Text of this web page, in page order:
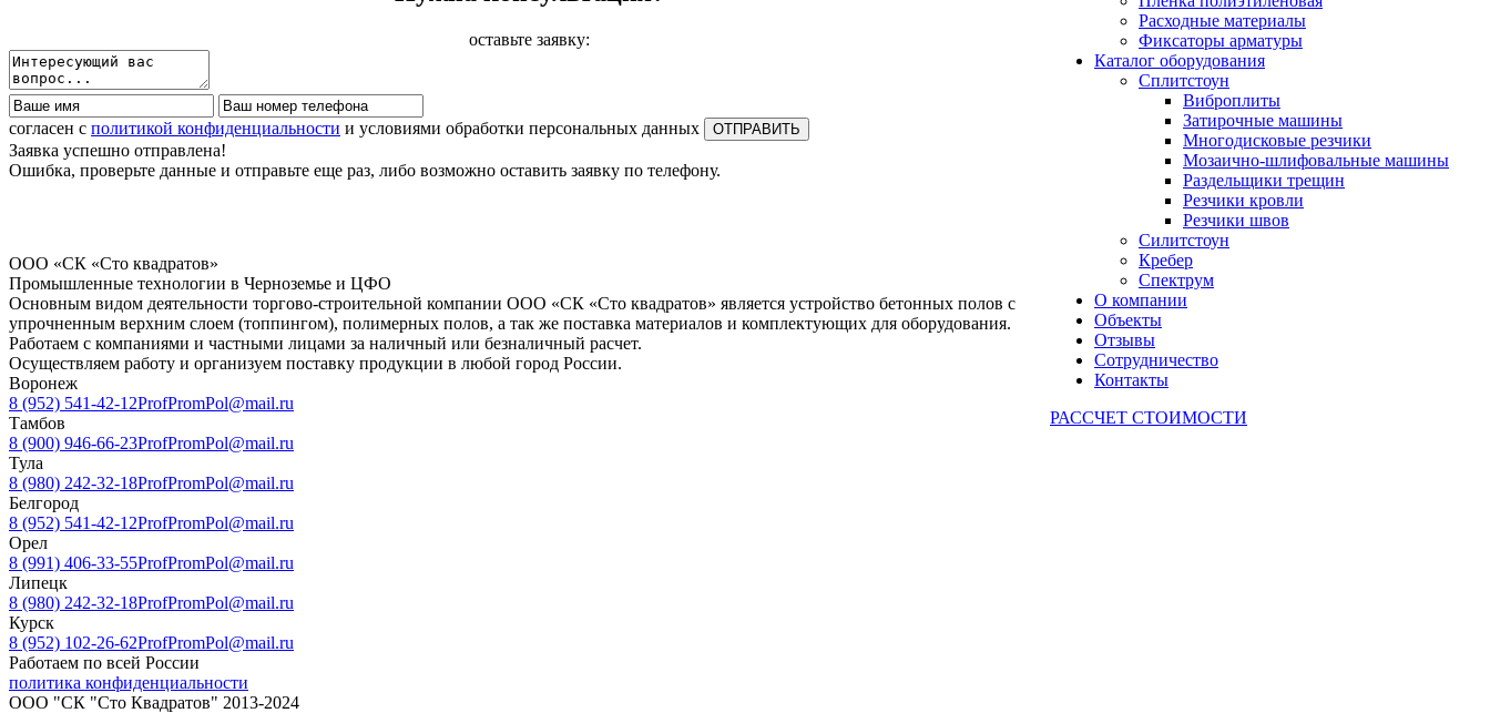
Расходные материалы
Фиксаторы арматуры
Каталог оборудования
Сплитстоун
Виброплиты
Затирочные машины
Многодисковые резчики
Мозаично-шлифовальные машины
Раздельщики трещин
Резчики кровли
Резчики швов
Силитстоун
Кребер
Спектрум
О компании
Объекты
Отзывы
Сотрудничество
Контакты
РАССЧЕТ СТОИМОСТИ
оставьте заявку:
согласен с политикой конфиденциальности и условиями обработки персональных данных
Заявка успешно отправлена!
Ошибка, проверьте данные и отправьте еще раз, либо возможно оставить заявку по телефону.
ООО «СК «Сто квадратов»
Промышленные технологии в Черноземье и ЦФО
Основным видом деятельности торгово-строительной компании ООО «СК «Сто квадратов» является устройство бетонных полов с
упрочненным верхним слоем (топпингом), полимерных полов, а так же поставка материалов и комплектующих для оборудования.
Работаем с компаниями и частными лицами за наличный или безналичный расчет.
Осуществляем работу и организуем поставку продукции в любой город России.
Воронеж
8 (952) 541-42-12ProfPromPol@mail.ru
Тамбов
8 (900) 946-66-23ProfPromPol@mail.ru
Тула
8 (980) 242-32-18ProfPromPol@mail.ru
Белгород
8 (952) 541-42-12ProfPromPol@mail.ru
Орел
8 (991) 406-33-55ProfPromPol@mail.ru
Липецк
8 (980) 242-32-18ProfPromPol@mail.ru
Курск
8 (952) 102-26-62ProfPromPol@mail.ru
Работаем по всей России
политика конфиденциальности
ООО "СК "Сто Квадратов" 2013-2024